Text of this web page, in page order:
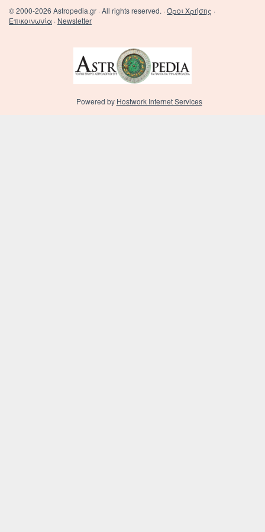
© 2000-2026 Astropedia.gr · All rights reserved. ·Όροι Χρήσης ·
Επικοινωνία · Newsletter
Powered by Hostwork Internet Services